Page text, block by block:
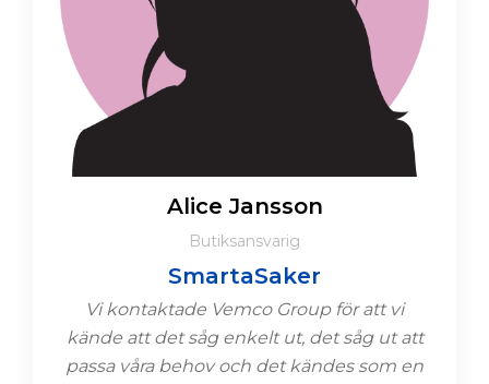
Alice Jansson
Butiksansvarig
SmartaSaker
Vi kontaktade Vemco Group för att vi
kände att det såg enkelt ut, det såg ut att
passa våra behov och det kändes som en